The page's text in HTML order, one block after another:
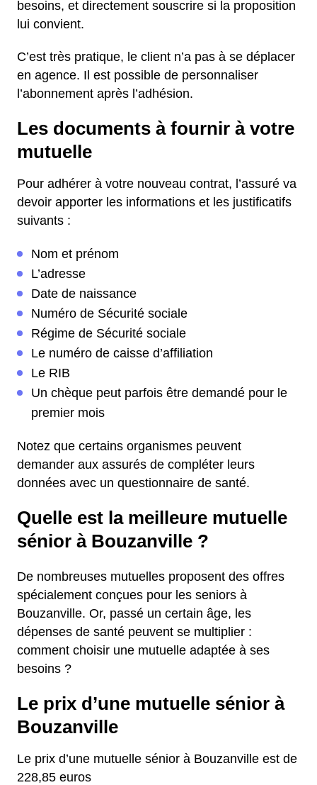
besoins, et directement souscrire si la proposition
lui convient.
C’est très pratique, le client n’a pas à se déplacer
en agence. Il est possible de personnaliser
l’abonnement après l’adhésion.
Les documents à fournir à votre
mutuelle
Pour adhérer à votre nouveau contrat, l’assuré va
devoir apporter les informations et les justificatifs
suivants :
Nom et prénom
L’adresse
Date de naissance
Numéro de Sécurité sociale
Régime de Sécurité sociale
Le numéro de caisse d’affiliation
Le RIB
Un chèque peut parfois être demandé pour le
premier mois
Notez que certains organismes peuvent
demander aux assurés de compléter leurs
données avec un questionnaire de santé.
Quelle est la meilleure mutuelle
sénior à Bouzanville ?
De nombreuses mutuelles proposent des offres
spécialement conçues pour les seniors à
Bouzanville. Or, passé un certain âge, les
dépenses de santé peuvent se multiplier :
comment choisir une mutuelle adaptée à ses
besoins ?
Le prix d’une mutuelle sénior à
Bouzanville
Le prix d’une mutuelle sénior à Bouzanville est de
228,85 euros